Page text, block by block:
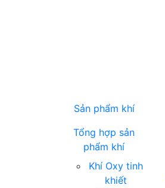
Sản phẩm khí
Tổng hợp sản
phẩm khí
Khí Oxy tinh
khiết